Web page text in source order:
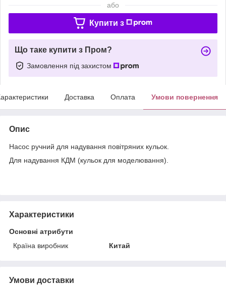
або
Купити з
Що таке купити з Пром?
Замовлення під захистом
Доставка Оплата Умови повернення
Опис
Насос ручний для надування повітряних кульок.
Для надування КДМ (кульок для моделювання).
Характеристики
Основні атрибути
Країна виробник
Китай
Умови доставки